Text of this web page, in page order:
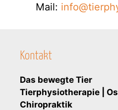
Mail:
Kontakt
Das bewegte Tier
Tierphysiotherapie |
Chiropraktik